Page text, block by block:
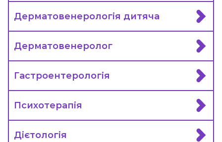
Дерматовенерологія дитяча
Дерматовенеролог
Гастроентерологія
Психотерапія
Дієтологія